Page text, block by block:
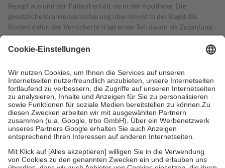
Rezept aus und der Patient erhält sie in der Apotheke. Die
gesetzliche Krankenversicherung übernimmt in der Regel die
Kosten dafür, der Versicherte trägt einen Teil davon als Zuzahlung
mit.
Grundsätzlich leisten Mitglieder Zuzahlungen in Höhe von zehn
höchstens zehn Euro.
Es sind jedoch nie mehr als die tatsächlichen
Kosten der Leistung zu entrichten.
Diese Regeln gelten grundsätzlich auch für Online-Apotheken.
Bei Heilmitteln und häuslicher Krankenpflege beträgt die
Zuzahlung zehn Prozent der Kosten sowie zehn Euro je
Verordnung.
Um das Engagement der Versicherten für ihre eigene Gesundheit zu
stärken und die besondere Stellung der Familie zu unterstützen,
fallenkeine Zuzahlungenan bei:
• Kindern und Jugendlichen bis zum vollendeten 18. Lebensjahr